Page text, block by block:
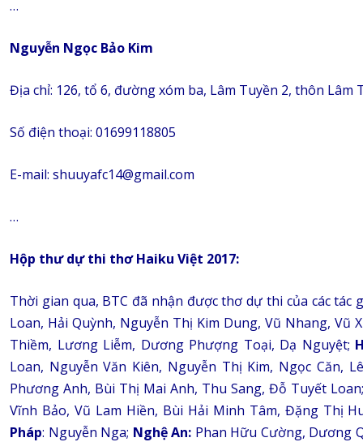
…
Nguyễn Ngọc Bảo Kim
Địa chỉ: 126, tổ 6, đường xóm ba, Lâm Tuyền 2, thôn
Số điện thoại: 01699118805
E-mail: shuuyafc14@gmail.com
…
Hộp thư dự thi thơ Haiku Việt 2017:
Thời gian qua, BTC đã nhận được thơ dự thi của các tác
Loan, Hải Quỳnh, Nguyễn Thị Kim Dung, Vũ Nhang, Vũ
Thiềm, Lương Liễm, Dương Phượng Toại, Dạ Nguyệt;
Loan, Nguyễn Văn Kiên, Nguyễn Thị Kim, Ngọc Căn,
Phương Anh, Bùi Thị Mai Anh, Thu Sang, Đỗ Tuyết
Vĩnh Bảo, Vũ Lam Hiền, Bùi Hải Minh Tâm, Đặng Thị
Pháp: Nguyễn Nga; Nghệ An: Phan Hữu Cường, Dương